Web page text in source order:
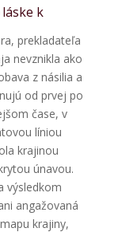
k
prekladateľa
nevznikla ako
z násilia a
od prvej po
čase, v
líniou
krajinou
únavou.
výsledkom
angažovaná
krajiny,